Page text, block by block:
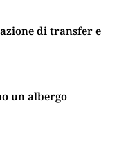
di transfer e
un albergo